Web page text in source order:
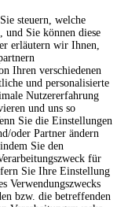
steuern, welche
und Sie können diese
erläutern wir Ihnen,
Ihren verschiedenen
und personalisierte
Nutzererfahrung
und uns so
Sie die Einstellungen
oder Partner ändern
Sie den
für
Sie Ihre Einstellung
Verwendungszwecks
bzw. die betreffenden